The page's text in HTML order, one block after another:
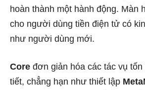
hoàn thành một hành động. Màn
cho người dùng tiền điện tử có
như người dùng mới.
Core đơn giản hóa các tác vụ
tiết, chẳng hạn như thiết lập